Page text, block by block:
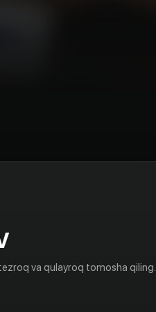
va qulayroq tomosha qiling.